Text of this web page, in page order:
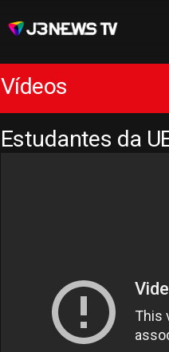
Vídeos
Estudantes da